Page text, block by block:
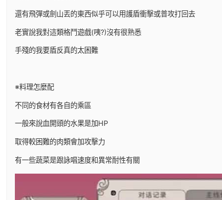
還有飛彈或劍山丟的東西似乎可以用護盾衝擊或普攻打回去
老實說我對這類格鬥遊戲(咦?)沒有很熟悉
手殘的我要盾反真的太困難
※料理怎麼配
不同的食材有各自的乘區
一般來說血開頭的水果是加HP
取得較困難的肉類會加攻擊力
有一些蔬菜是跟詠唱速度和異常耐性有關